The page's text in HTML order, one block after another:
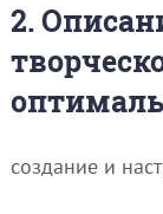
2.
создание и